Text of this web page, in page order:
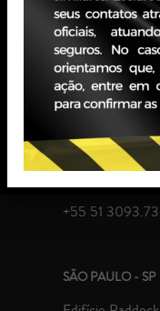
PORTO ALEGRE
Edifício JBZ
Av. Carlos
+55 51
SÃO PAULO - SP